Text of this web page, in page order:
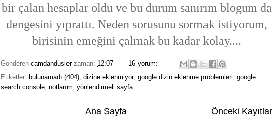
bir çalan hesaplar oldu ve bu durum sanırım blogum da
dengesini yıprattı. Neden sorusunu sormak istiyorum,
birisinin emeğini çalmak bu kadar kolay....
Gönderen camdandusler zaman: 12:07
16 yorum:
Etiketler: bulunamadı (404), dizine eklenmiyor, google dizin eklenme problemleri, google
search console, notlarım, yönlendirmeli sayfa
Önceki Kayıtlar
Ana Sayfa